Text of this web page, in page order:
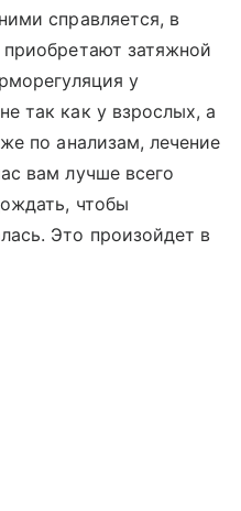
справляется, в
приобретают затяжной
у
так как у взрослых, а
по анализам, лечение
вам лучше всего
чтобы
Это произойдет в